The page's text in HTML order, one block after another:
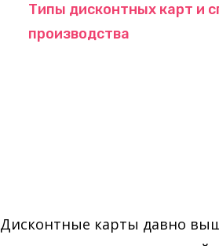
Типы дисконтных карт и
производства
Дисконтные карты давно